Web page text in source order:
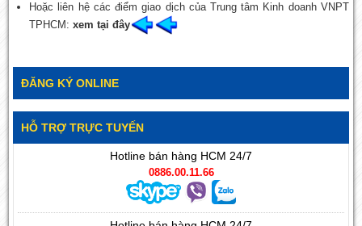
Hoặc liên hệ các điểm giao dịch của Trung tâm Kinh doanh VNPT
TPHCM:xem tại đây
ĐĂNG KÝ ONLINE
HỖ TRỢ TRỰC TUYẾN
Hotline bán hàng HCM 24/7
0886.00.11.66